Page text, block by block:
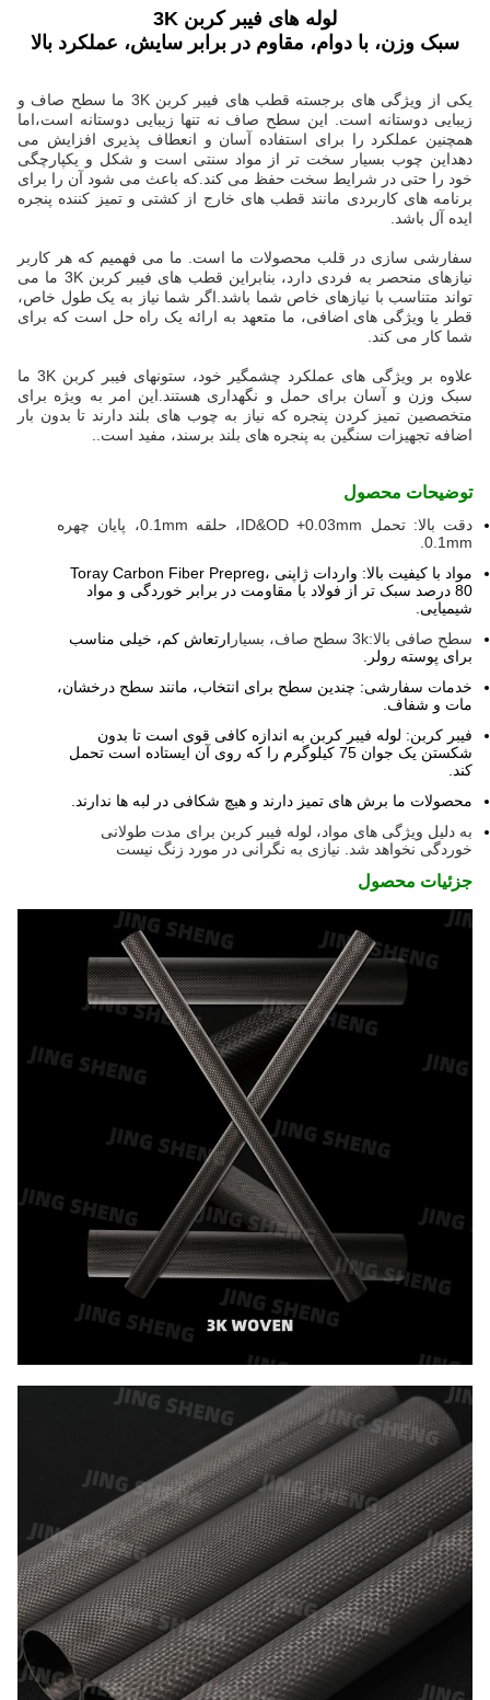
لوله های فیبر کربن 3K
سبک وزن، با دوام، مقاوم در برابر سایش، عملکرد بالا
یکی از ویژگی های برجسته قطب های فیبر کربن 3K ما سطح صاف و
زیبایی دوستانه است. این سطح صاف نه تنها زیبایی دوستانه است،اما
همچنین عملکرد را برای استفاده آسان و انعطاف پذیری افزایش می
دهداین چوب بسیار سخت تر از مواد سنتی است و شکل و یکپارچگی
خود را حتی در شرایط سخت حفظ می کند.که باعث می شود آن را برای
برنامه های کاربردی مانند قطب های خارج از کشتی و تمیز کننده پنجره
ایده آل باشد.
سفارشی سازی در قلب محصولات ما است. ما می فهمیم که هر کاربر
نیازهای منحصر به فردی دارد، بنابراین قطب های فیبر کربن 3K ما می
تواند متناسب با نیازهای خاص شما باشد.اگر شما نیاز به یک طول خاص،
قطر یا ویژگی های اضافی، ما متعهد به ارائه یک راه حل است که برای
شما کار می کند.
علاوه بر ویژگی های عملکرد چشمگیر خود، ستونهای فیبر کربن 3K ما
سبک وزن و آسان برای حمل و نگهداری هستند.این امر به ویژه برای
متخصصین تمیز کردن پنجره که نیاز به چوب های بلند دارند تا بدون بار
اضافه تجهیزات سنگین به پنجره های بلند برسند، مفید است..
توضیحات محصول
دقت بالا: تحمل ID&OD +0.03mm، حلقه 0.1mm، پایان چهره
0.1mm.
مواد با کیفیت بالا: واردات ژاپنی Toray Carbon Fiber Prepreg،
80 درصد سبک تر از فولاد با مقاومت در برابر خوردگی و مواد
شیمیایی.
سطح صافی بالا:3k سطح صاف، بسیار
ارتعاش کم، خیلی مناسب
برای پوسته رولر.
خدمات سفارشی: چندین سطح برای انتخاب، مانند سطح درخشان،
مات و شفاف.
فیبر کربن: لوله فیبر کربن به اندازه کافی قوی است تا بدون
شکستن یک جوان 75 کیلوگرم را که روی آن ایستاده است تحمل
کند.
محصولات ما برش های تمیز دارند و هیچ شکافی در لبه ها ندارند.
به دلیل ویژگی های مواد، لوله فیبر کربن برای مدت طولانی
خوردگی نخواهد شد. نیازی به نگرانی در مورد زنگ نیست
جزئیات محصول